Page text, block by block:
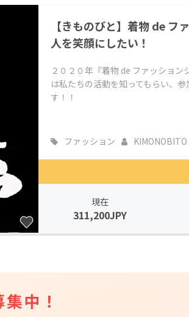
Good
machi-ya コミュニティ
【きものびと】着物 de フ
人を笑顔にしたい！
２０２０年『着物 de ファッショ
は私たちの活動を知ってもらい、
す！！
ファッション KIMONOBITO
現在
311,200JPY